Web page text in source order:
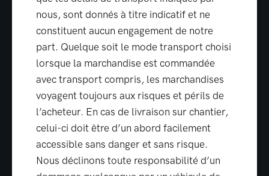
nous, sont donnés à titre indicatif et ne
constituent aucun engagement de notre
part. Quelque soit le mode transport choisi
lorsque la marchandise est commandée
avec transport compris, les marchandises
voyagent toujours aux risques et périls de
l’acheteur. En cas de livraison sur chantier,
celui-ci doit être d’un abord facilement
accessible sans danger et sans risque.
Nous déclinons toute responsabilité d’un